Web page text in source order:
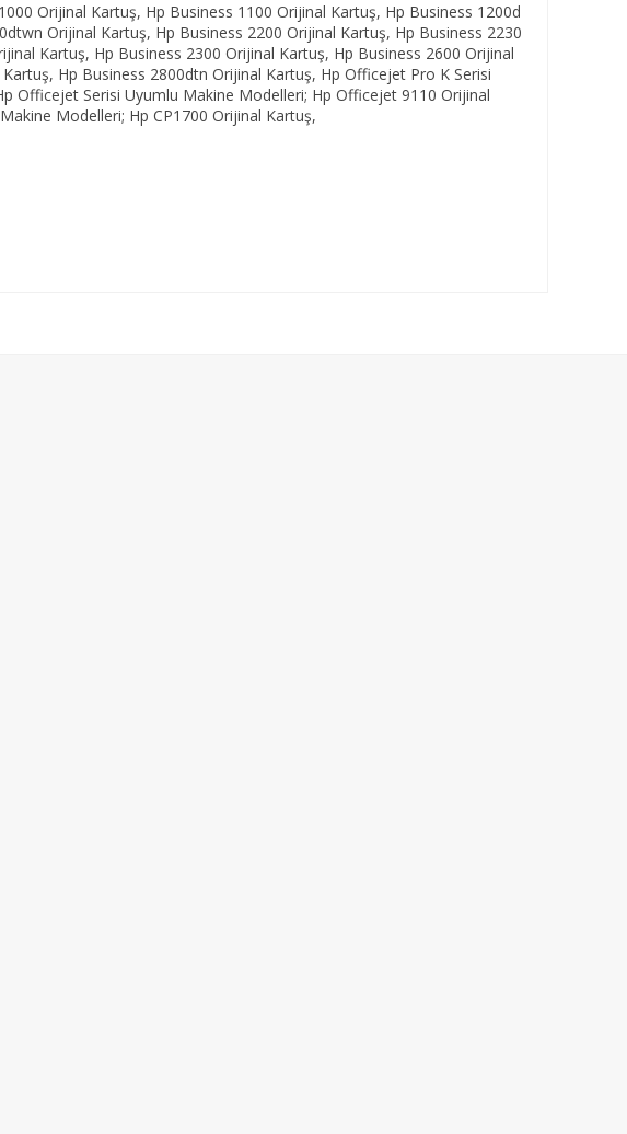
Orijinal Kartuş, Hp Business 1100 Orijinal Kartuş, Hp Business 1200d
Orijinal Kartuş, Hp Business 2200 Orijinal Kartuş, Hp Business 2230
Kartuş, Hp Business 2300 Orijinal Kartuş, Hp Business 2600 Orijinal
Hp Business 2800dtn Orijinal Kartuş, Hp Officejet Pro K Serisi
Officejet Serisi Uyumlu Makine Modelleri; Hp Officejet 9110 Orijinal
Modelleri; Hp CP1700 Orijinal Kartuş,